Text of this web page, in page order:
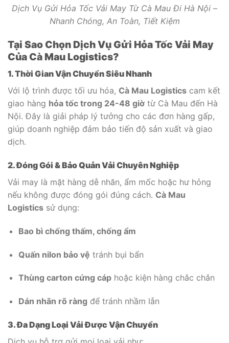
Dịch Vụ Gửi Hỏa Tốc Vải May Từ Cà Mau Đi Hà Nội –
Nhanh Chóng, An Toàn, Tiết Kiệm
Tại Sao Chọn Dịch Vụ Gửi Hỏa Tốc Vải May
Của Cà Mau Logistics?
1. Thời Gian Vận Chuyển Siêu Nhanh
Với lộ trình được tối ưu hóa, Cà Mau Logistics cam kết
giao hàng hỏa tốc trong 24-48 giờ từ Cà Mau đến Hà
Nội. Đây là giải pháp lý tưởng cho các đơn hàng gấp,
giúp doanh nghiệp đảm bảo tiến độ sản xuất và giao
dịch.
2. Đóng Gói & Bảo Quản Vải Chuyên Nghiệp
Vải may là mặt hàng dễ nhăn, ẩm mốc hoặc hư hỏng
nếu không được đóng gói đúng cách. Cà Mau
Logistics sử dụng:
Bao bì chống thấm, chống ẩm
Quấn nilon bảo vệ tránh bụi bẩn
Thùng carton cứng cáphoặc kiện hàng chắc chắn
Dán nhãn rõ ràng để tránh nhầm lẫn
3. Đa Dạng Loại Vải Được Vận Chuyển